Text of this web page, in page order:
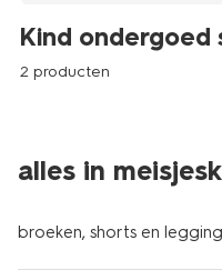
Kind ondergoed
2 producten
alles in
broeken, shorts en